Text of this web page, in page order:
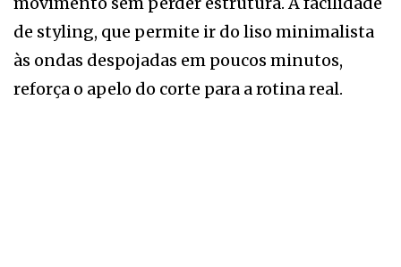
de styling, que permite ir do liso minimalista
às ondas despojadas em poucos minutos,
reforça o apelo do corte para a rotina real.